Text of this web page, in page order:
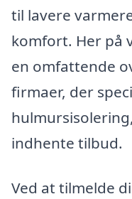
til lavere
komfort. Her på
en omfattende
firmaer, der
indhente tilbud.
Ved at tilmelde